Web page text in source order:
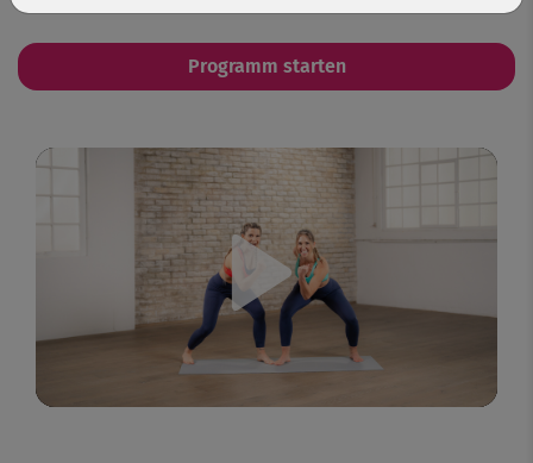
Programm starten
Play
Video